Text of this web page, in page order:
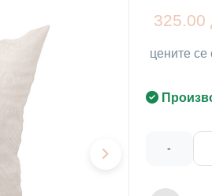
325.00
цените
-